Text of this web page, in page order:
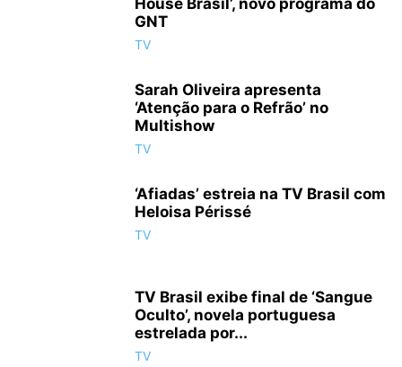
House Brasil’, novo programa do
GNT
TV
Sarah Oliveira apresenta
‘Atenção para o Refrão’ no
Multishow
TV
‘Afiadas’ estreia na TV Brasil com
Heloisa Périssé
TV
TV Brasil exibe final de ‘Sangue
Oculto’, novela portuguesa
estrelada por...
TV